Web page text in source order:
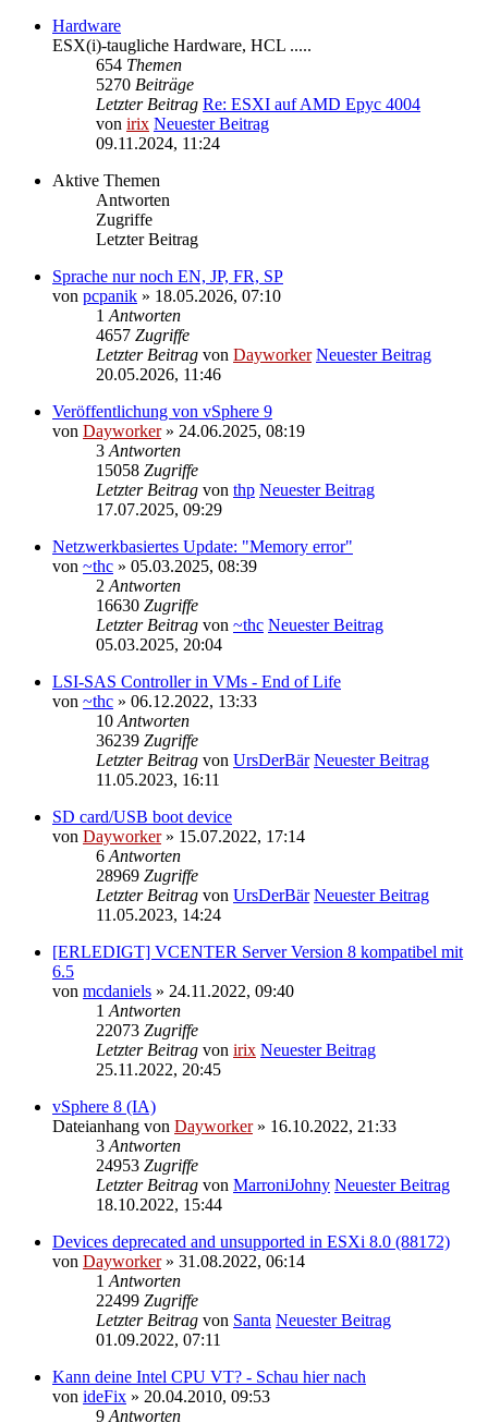
Hardware
ESX(i)-taugliche Hardware, HCL .....
654 Themen
5270 Beiträge
Letzter Beitrag Re: ESXI auf AMD Epyc 4004
von irix Neuester Beitrag
09.11.2024, 11:24
Aktive Themen
Antworten
Zugriffe
Letzter Beitrag
Sprache nur noch EN, JP, FR, SP
von pcpanik » 18.05.2026, 07:10
1 Antworten
4657 Zugriffe
Letzter Beitrag von Dayworker Neuester Beitrag
20.05.2026, 11:46
Veröffentlichung von vSphere 9
von Dayworker» 24.06.2025, 08:19
3 Antworten
15058 Zugriffe
Letzter Beitrag von thp Neuester Beitrag
17.07.2025, 09:29
Netzwerkbasiertes Update: "Memory error"
von ~thc » 05.03.2025, 08:39
2 Antworten
16630 Zugriffe
Letzter Beitrag von ~thc Neuester Beitrag
05.03.2025, 20:04
LSI-SAS Controller in VMs - End of Life
von ~thc » 06.12.2022, 13:33
10 Antworten
36239 Zugriffe
Letzter Beitrag von UrsDerBär Neuester Beitrag
11.05.2023, 16:11
SD card/USB boot device
von Dayworker» 15.07.2022, 17:14
6 Antworten
28969 Zugriffe
Letzter Beitrag von UrsDerBär Neuester Beitrag
11.05.2023, 14:24
[ERLEDIGT] VCENTER Server Version 8 kompatibel mit
6.5
von mcdaniels » 24.11.2022, 09:40
1 Antworten
22073 Zugriffe
Letzter Beitrag von irix Neuester Beitrag
25.11.2022, 20:45
vSphere 8 (IA)
Dateianhang von Dayworker» 16.10.2022, 21:33
3 Antworten
24953 Zugriffe
Letzter Beitrag von MarroniJohny Neuester Beitrag
18.10.2022, 15:44
Devices deprecated and unsupported in ESXi 8.0 (88172)
von Dayworker» 31.08.2022, 06:14
1 Antworten
22499 Zugriffe
Letzter Beitrag von Santa Neuester Beitrag
01.09.2022, 07:11
Kann deine Intel CPU VT? - Schau hier nach
von ideFix » 20.04.2010, 09:53
9 Antworten